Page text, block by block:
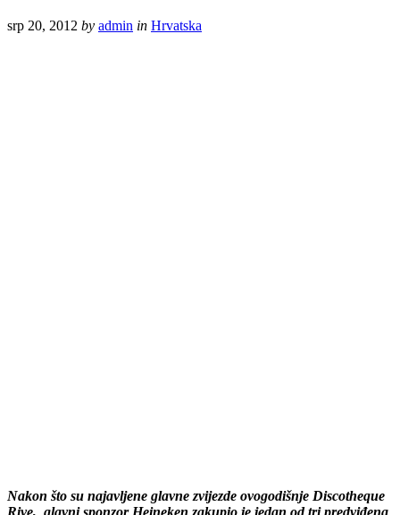
srp 20, 2012 by admin in Hrvatska
Nakon što su najavljene glavne zvijezde ovogodišnje Discotheque
Rive, glavni sponzor Heineken zakupio je jedan od tri predviđena